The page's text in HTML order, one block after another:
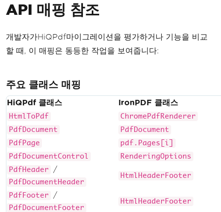
API 매핑 참조
개발자가HiQPdf마이그레이션을 평가하거나 기능을 비교
할 때, 이 매핑은 동등한 작업을 보여줍니다:
주요 클래스 매핑
HiQPdf 클래스 IronPDF 클래스
HtmlToPdf
ChromePdfRenderer
PdfDocument
PdfDocument
PdfPage
pdf.Pages[i]
PdfDocumentControl
RenderingOptions
PdfHeader
/
PdfDocumentHeader
HtmlHeaderFooter
PdfFooter /
PdfDocumentFooter
HtmlHeaderFooter